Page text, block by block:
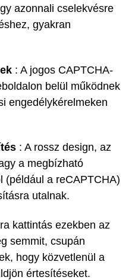
azonnali cselekvésre
gyakran
: A jogos CAPTCHA-
belül működnek
engedélykérelmeken
: A rossz design, az
a megbízható
(például a reCAPTCHA)
utalnak.
kattintás ezekben az
semmit, csupán
hogy közvetlenül a
értesítéseket.